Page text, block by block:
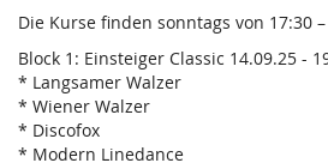
Die Kurse finden sonntags von 17:30
Block 1: Einsteiger Classic 14.09.25 -
* Langsamer Walzer
* Wiener Walzer
* Discofox
* Modern Linedance